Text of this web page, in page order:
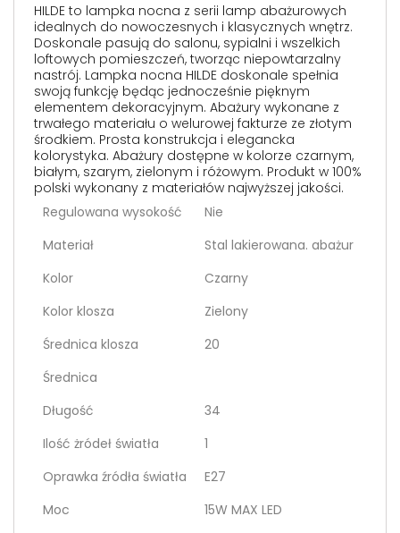
HILDE to lampka nocna z serii lamp abażurowych
idealnych do nowoczesnych i klasycznych wnętrz.
Doskonale pasują do salonu, sypialni i wszelkich
loftowych pomieszczeń, tworząc niepowtarzalny
nastrój. Lampka nocna HILDE doskonale spełnia
swoją funkcję będąc jednocześnie pięknym
elementem dekoracyjnym. Abażury wykonane z
trwałego materiału o welurowej fakturze ze złotym
środkiem. Prosta konstrukcja i elegancka
kolorystyka. Abażury dostępne w kolorze czarnym,
białym, szarym, zielonym i różowym. Produkt w 100%
polski wykonany z materiałów najwyższej jakości.
Regulowana wysokość
Nie
Materiał
Stal lakierowana. abażur
Kolor
Czarny
Kolor klosza
Zielony
Średnica klosza
20
Średnica
Długość
34
Ilość żródeł światła
1
Oprawka źródła światła
E27
Moc
15W MAX LED